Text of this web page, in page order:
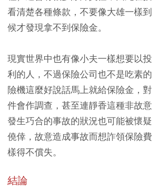
看清楚各種條款，不要像大雄一樣
候才發現拿不到保險金。
現實世界中也有像小夫一樣想要以
利的人，不過保險公司也不是吃素
險機這麼好說話馬上就給保險金，
件會作調查，甚至連靜香這種非故
發生巧合的事故的狀況也可能被懷
僥倖，故意造成事故而想詐領保險
樣得不償失。
結論